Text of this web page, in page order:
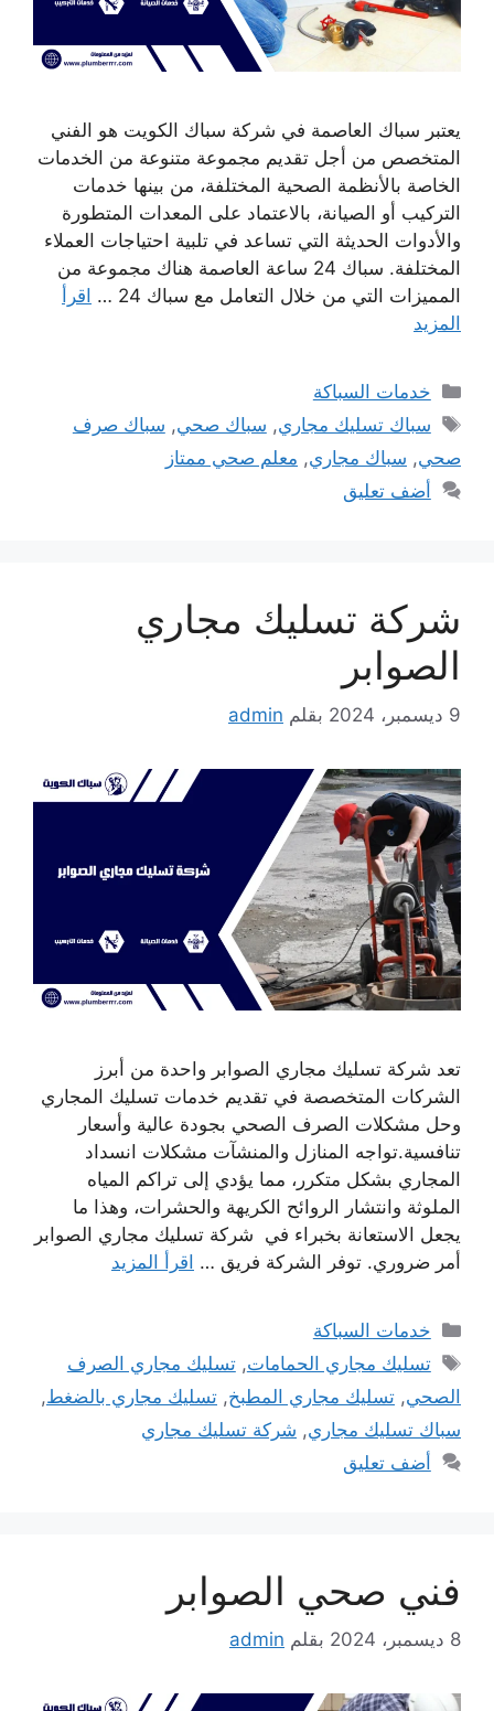
يعتبر سباك العاصمة في شركة سباك الكويت هو الفني
المتخصص من أجل تقديم مجموعة متنوعة من الخدمات
الخاصة بالأنظمة الصحية المختلفة، من بينها خدمات
التركيب أو الصيانة، بالاعتماد على المعدات المتطورة
والأدوات الحديثة التي تساعد في تلبية احتياجات العملاء
المختلفة. سباك 24 ساعة العاصمة هناك مجموعة من
المميزات التي من خلال التعامل مع سباك 24 …
اقرأ
المزيد
التصنيفات
خدمات السباكة
الوسوم
سباك تسليك مجاري, سباك صحي, سباك صرف
صحي, سباك مجاري, معلم صحي ممتاز
أضف تعليق
شركة تسليك مجاري
الصوابر
9 ديسمبر، 2024 بقلم admin
تعد شركة تسليك مجاري الصوابر واحدة من أبرز
الشركات المتخصصة في تقديم خدمات تسليك المجاري
وحل مشكلات الصرف الصحي بجودة عالية وأسعار
تنافسية.تواجه المنازل والمنشآت مشكلات انسداد
المجاري بشكل متكرر، مما يؤدي إلى تراكم المياه
الملوثة وانتشار الروائح الكريهة والحشرات، وهذا ما
يجعل الاستعانة بخبراء في شركة تسليك مجاري الصوابر
أمر ضروري. توفر الشركة فريق … اقرأ المزيد
التصنيفات
خدمات السباكة
الوسوم
تسليك مجاري الحمامات,تسليك مجاري الصرف
الصحي, تسليك مجاري المطبخ, تسليك مجاري بالضغط,
سباك تسليك مجاري, شركة تسليك مجاري
أضف تعليق
فني صحي الصوابر
8 ديسمبر، 2024 بقلم admin